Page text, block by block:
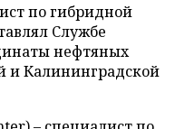
по гибридной
Службе
нефтяных
и Калининградской